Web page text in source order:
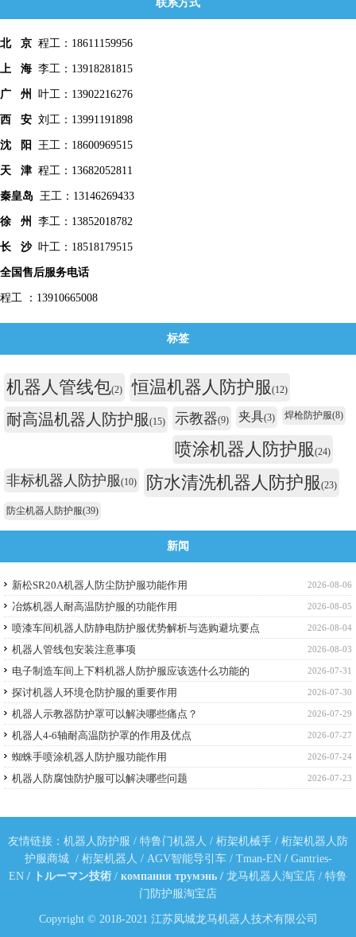
联系方式
北 京 程工：18611159956
上 海 李工：13918281815
广 州 叶工：13902216276
西 安 刘工：13991191898
沈 阳 王工：18600969515
天 津 程工：13682052811
秦皇岛 王工：13146269433
徐 州 李工：13852018782
长 沙叶工：18518179515
全国售后服务电话
程工 ：13910665008
标签
机器人管线包(2) 恒温机器人防护服(12)
耐高温机器人防护服(15) 示教器(9) 夹具(3) 焊枪防护服(8)
喷涂机器人防护服(24)
非标机器人防护服(10) 防水清洗机器人防护服(23)
防尘机器人防护服(39)
新闻
2026-08-06
新松SR20A机器人防尘防护服功能作用
2026-08-05
冶炼机器人耐高温防护服的功能作用
2026-08-04
喷漆车间机器人防静电防护服优势解析与选购避坑要点
2026-08-03
机器人管线包安装注意事项
2026-07-31
电子制造车间上下料机器人防护服应该选什么功能的
2026-07-30
探讨机器人环境仓防护服的重要作用
2026-07-29
机器人示教器防护罩可以解决哪些痛点？
2026-07-27
机器人4-6轴耐高温防护罩的作用及优点
2026-07-24
蜘蛛手喷涂机器人防护服功能作用
2026-07-23
机器人防腐蚀防护服可以解决哪些问题
友情链接： 机器人防护服 / 特鲁门机器人 / 桁架机械手 / 桁架机器人防
护服商城/ 桁架机器人 / AGV智能导引车/ Tman-EN/ Gantries-
EN / トルーマン技術 / компания трумэнь / 龙马机器人淘宝店 / 特鲁
门防护服淘宝店
Copyright © 2018-2021 江苏凤城龙马机器人技术有限公司